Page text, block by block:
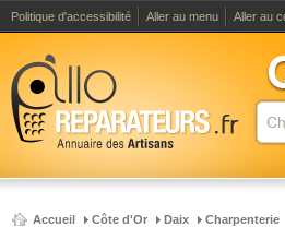
Politique d'accessibilité Aller au menu Aller au
Accueil Côte d'Or Daix Charpenterie